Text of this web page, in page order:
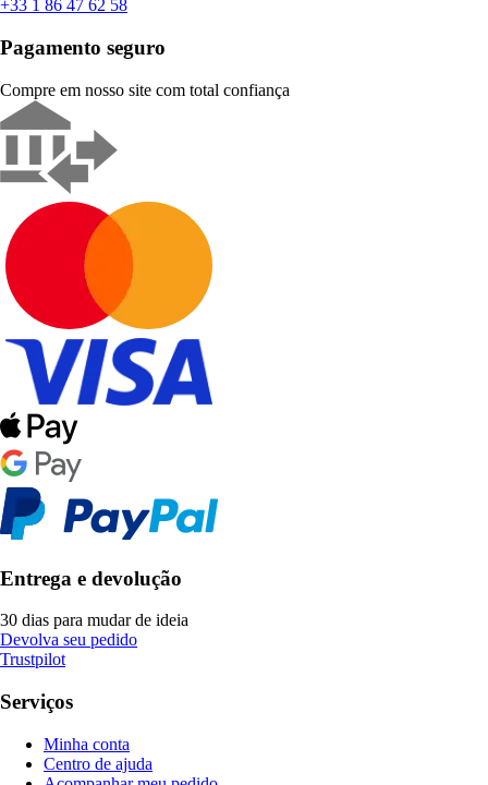
+33 1 86 47 62 58
Pagamento seguro
Compre em nosso site com total confiança
Entrega e devolução
30 dias para mudar de ideia
Devolva seu pedido
Trustpilot
Serviços
Minha conta
Centro de ajuda